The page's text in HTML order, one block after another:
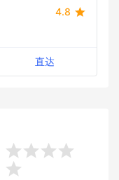
4.8
直达

